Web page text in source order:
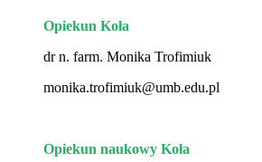
Opiekun Koła
dr n. farm. Monika Trofimiuk
monika.trofimiuk@umb.edu.pl
Opiekun naukowy Koła